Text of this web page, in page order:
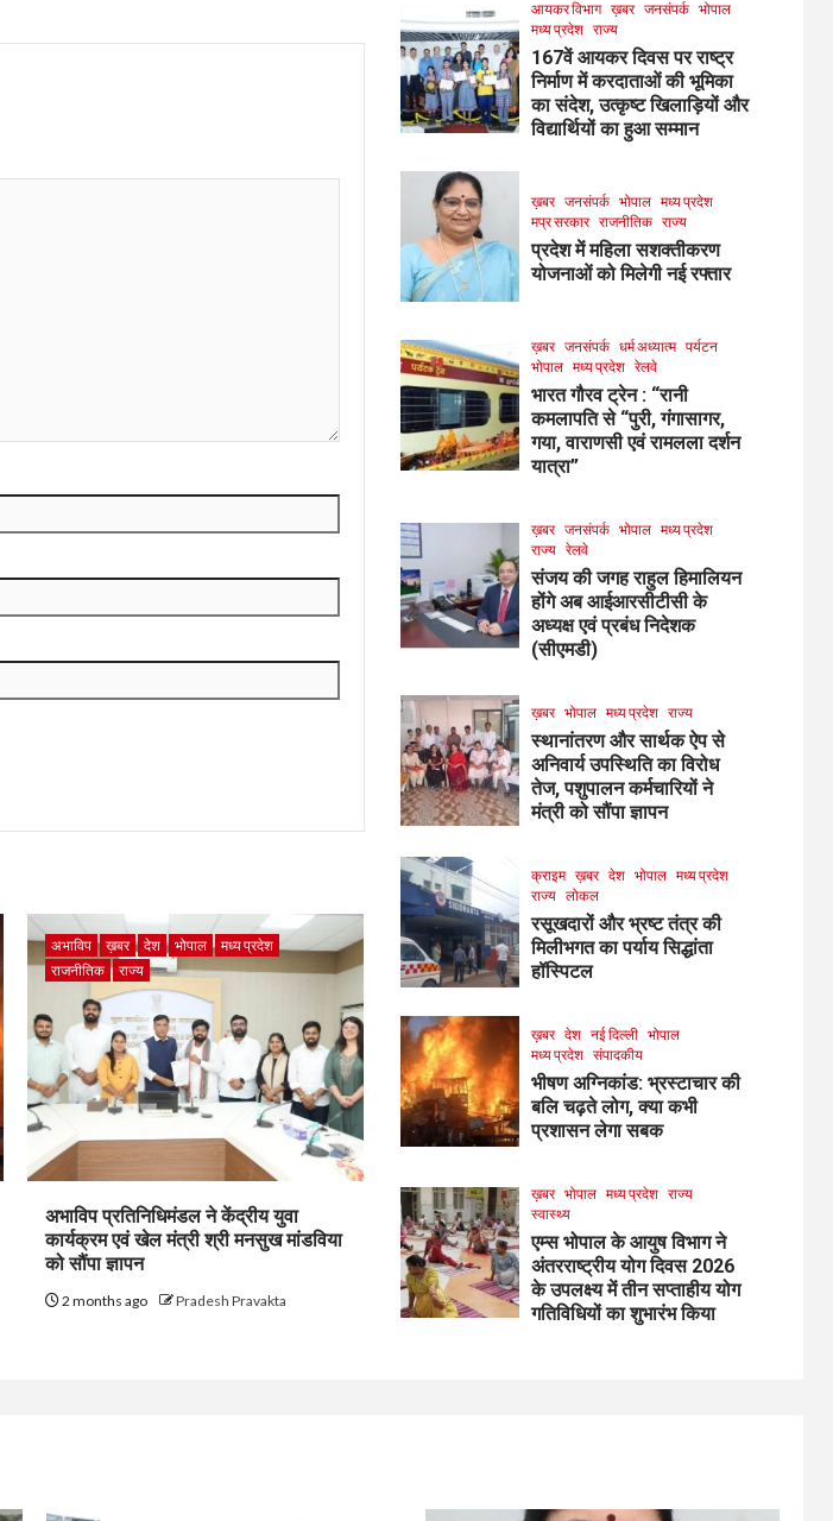
अभाविप ख़बर देश भोपाल
मध्य प्रदेश
राजनीतिक
राज्य
अभाविप प्रतिनिधिमंडल ने केंद्रीय युवा
कार्यक्रम एवं खेल मंत्री श्री मनसुख मांडविया
को सौंपा ज्ञापन
2 months ago Pradesh Pravakta
आयकर विभाग ख़बर जनसंपर्क भोपाल
मध्य प्रदेश राज्य
167वें आयकर दिवस पर राष्ट्र
निर्माण में करदाताओं की भूमिका
का संदेश, उत्कृष्ट खिलाड़ियों और
विद्यार्थियों का हुआ सम्मान
ख़बर जनसंपर्क भोपाल मध्य प्रदेश
मप्र सरकार राजनीतिक राज्य
प्रदेश में महिला सशक्तीकरण
योजनाओं को मिलेगी नई रफ्तार
ख़बर जनसंपर्क धर्म अध्यात्म पर्यटन
भोपाल मध्य प्रदेश रेलवे
भारत गौरव ट्रेन : “रानी
कमलापति से “पुरी, गंगासागर,
गया, वाराणसी एवं रामलला दर्शन
यात्रा”
ख़बर जनसंपर्क भोपाल मध्य प्रदेश
राज्य रेलवे
संजय की जगह राहुल हिमालियन
होंगे अब आईआरसीटीसी के
अध्यक्ष एवं प्रबंध निदेशक
(सीएमडी)
ख़बर भोपाल मध्य प्रदेश राज्य
स्थानांतरण और सार्थक ऐप से
अनिवार्य उपस्थिति का विरोध
तेज, पशुपालन कर्मचारियों ने
मंत्री को सौंपा ज्ञापन
क्राइम ख़बर देश भोपाल मध्य प्रदेश
राज्य लोकल
रसूखदारों और भ्रष्ट तंत्र की
मिलीभगत का पर्याय सिद्धांता
हॉस्पिटल
ख़बर देश नई दिल्ली भोपाल
मध्य प्रदेश संपादकीय
भीषण अग्निकांड: भ्रस्टाचार की
बलि चढ़ते लोग, क्या कभी
प्रशासन लेगा सबक
ख़बर भोपाल मध्य प्रदेश राज्य
स्वास्थ्य
एम्स भोपाल के आयुष विभाग ने
अंतरराष्ट्रीय योग दिवस 2026
के उपलक्ष्य में तीन सप्ताहीय योग
गतिविधियों का शुभारंभ किया